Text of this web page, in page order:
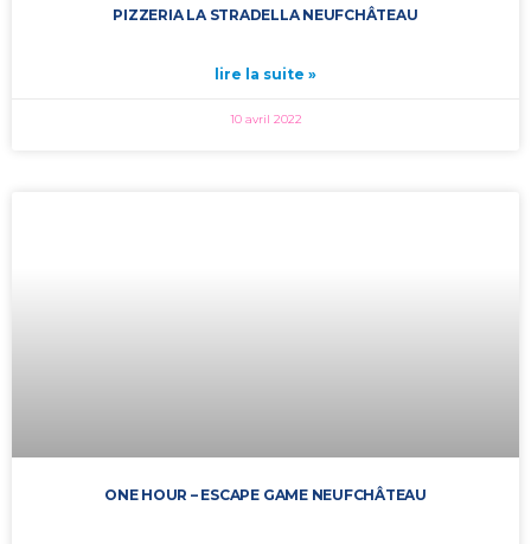
PIZZERIA LA STRADELLA NEUFCHÂTEAU
lire la suite »
10 avril 2022
ONE HOUR – ESCAPE GAME NEUFCHÂTEAU